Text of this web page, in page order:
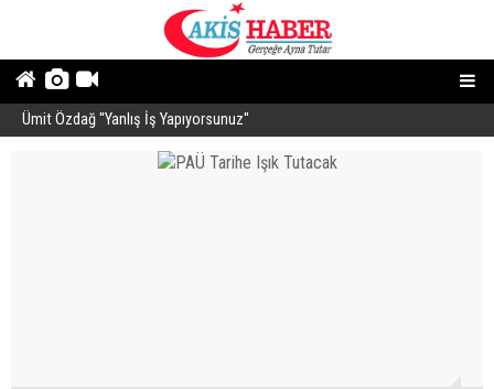
Ümit Özdağ ''Yanlış İş Yapıyorsunuz''
Bu haliyle kanunlaşırsa kaos yaşanır